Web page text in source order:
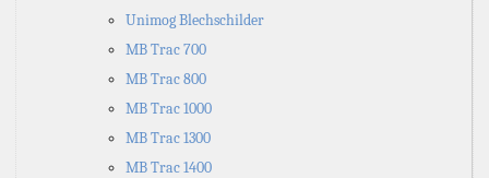
Unimog Blechschilder
MB Trac 700
MB Trac 800
MB Trac 1000
MB Trac 1300
MB Trac 1400